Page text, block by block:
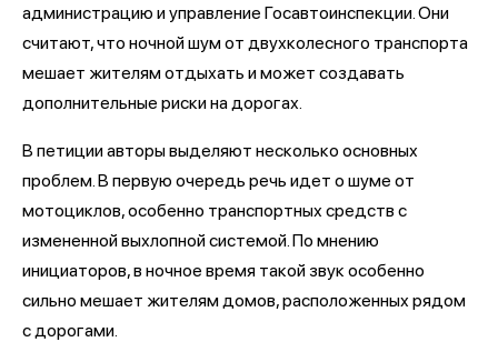
администрацию и управление Госавтоинспекции. Они
считают, что ночной шум от двухколесного транспорта
мешает жителям отдыхать и может создавать
дополнительные риски на дорогах.
В петиции авторы выделяют несколько основных
проблем. В первую очередь речь идет о шуме от
мотоциклов, особенно транспортных средств с
измененной выхлопной системой. По мнению
инициаторов, в ночное время такой звук особенно
сильно мешает жителям домов, расположенных рядом
с дорогами.